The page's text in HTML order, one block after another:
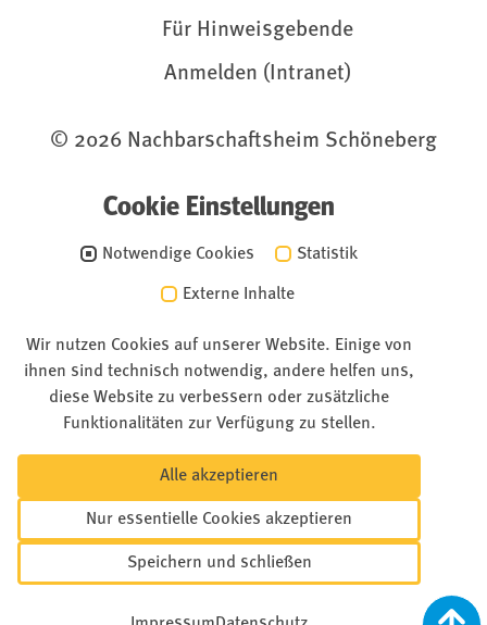
Für Hinweisgebende
Anmelden (Intranet)
© 2026 Nachbarschaftsheim Schöneberg
Cookie Einstellungen
Notwendige Cookies Statistik
Externe Inhalte
Wir nutzen Cookies auf unserer Website. Einige von
ihnen sind technisch notwendig, andere helfen uns,
diese Website zu verbessern oder zusätzliche
Funktionalitäten zur Verfügung zu stellen.
Alle akzeptieren
Nur essentielle Cookies akzeptieren
Speichern und schließen